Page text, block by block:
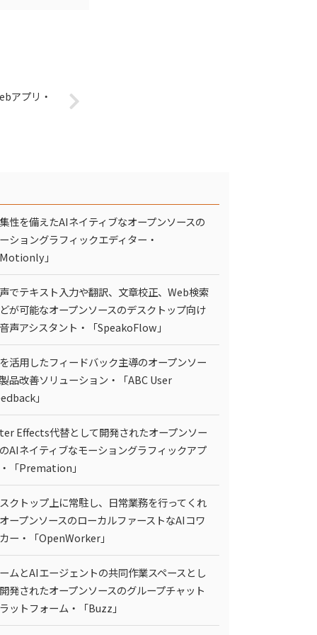
アプリ・
性を備えたAIネイティブなオープンソースの
ショングラフィックエディター・
Motionly」
でテキスト入力や翻訳、文章校正、Web検索
が可能なオープンソースのデスクトップ向け
声アシスタント・「SpeakoFlow」
活用したフィードバック主導のオープンソー
品改善ソリューション・「ABC User
」
Effects代替として開発されたオープンソー
AIネイティブなモーショングラフィックアプ
「Premation」
クトップ上に常駐し、日常業務を行ってくれ
ープンソースのローカルファーストなAIコワ
ー・「OpenWorker」
ムとAIエージェントの共同作業スペースとし
発されたオープンソースのグループチャット
ットフォーム・「Buzz」